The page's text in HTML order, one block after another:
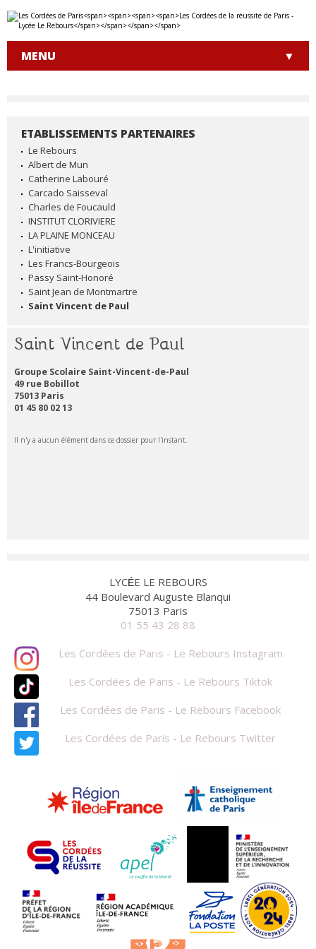
Aller
au
Outils
personnels
MENU
NAVIGATION
ETABLISSEMENTS PARTENAIRES
Le Rebours
Albert de Mun
Catherine Labouré
Carcado Saisseval
Charles de Foucauld
INSTITUT CLORIVIERE
LA PLAINE MONCEAU
L'initiative
Les Francs-Bourgeois
Passy Saint-Honoré
Saint Jean de Montmartre
Saint Vincent de Paul
Saint Vincent de Paul
Groupe Scolaire Saint-Vincent-de-Paul
49 rue Bobillot
75013 Paris
01 45 80 02 13
Il n'y a aucun élément dans ce dossier pour l'instant.
LYCÉE LE REBOURS
44 Boulevard Auguste Blanqui
75013 Paris
01 55 43 28 88
Les Cordées de Paris - Le Rebours Instagram
Les Cordées de Paris - Le Rebours Tiktok
Les Cordées de Paris - Le Rebours Facebook
Les Cordées de Paris - Le Rebours Twitter